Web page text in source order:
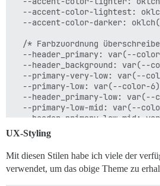
--accent-color-lightest:
--accent-color-darker:
/* Farbzuordnung
--header_primary: var(--
--header_background: var(--
--primary-very-low: var(--
--primary-low: var(--color-
--header_primary-low: var(--
--primary-low-mid: var(--
--header_primary-low-mid:
--primary-medium: var(--
--primary-med-or-secondary-
--primary-med-or-secondary-
--header_primary-medium:
  --hljs-bg: var(--color-2);
UX-Styling
Mit diesen Stilen habe ich viele der
verwendet, um das obige Theme zu